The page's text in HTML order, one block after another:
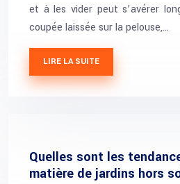
et à les vider peut s’avérer
coupée laissée sur la pelouse,…
LIRE LA SUITE
Quelles sont les
matière de jardins hors